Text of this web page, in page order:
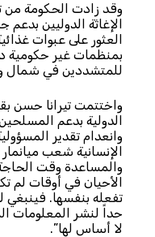
وقد زادت الحكومة من
الإغاثة الدوليين
العثور على عبوات
بمنظمات غير حكومية
للمتشددين في شمال
واختتمت تيرانا حسن
الدولية بدعم
وانعدام تقدير
الإنسانية شعب
والمساعدة وقت
الأحيان في أوقات لم
تفعله بنفسها. فينبغي
حداً لنشر المعلومات
لا أساس لها”.